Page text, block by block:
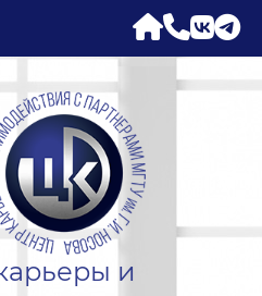
и